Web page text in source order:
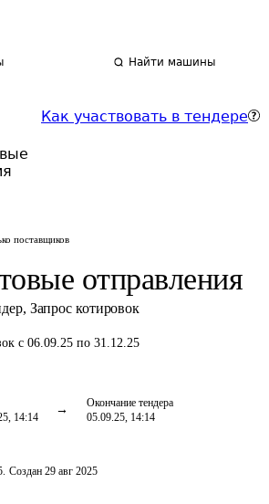
Найти машины
Как участвовать в тендере
поставщиков
отправления
, Запрос котировок
с 06.09.25 по 31.12.25
14:14
Окончание тендера
05.09.25, 14:14
. Создан 29 авг 2025